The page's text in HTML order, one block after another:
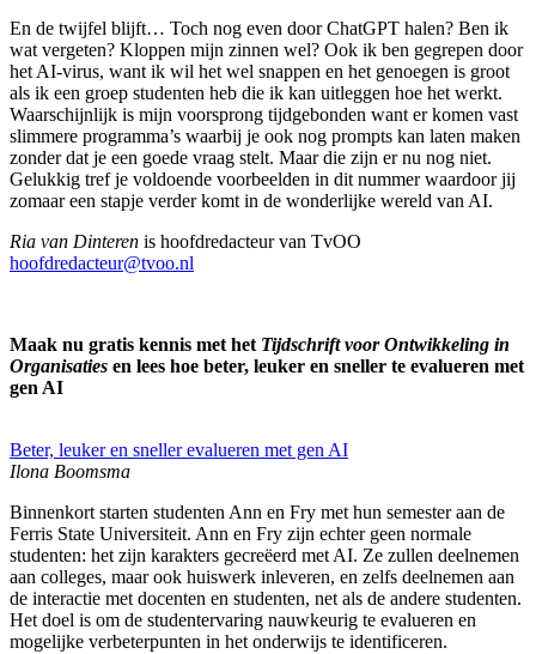
En de twijfel blijft… Toch nog even door ChatGPT halen? Ben ik
wat vergeten? Kloppen mijn zinnen wel? Ook ik ben gegrepen door
het AI-virus, want ik wil het wel snappen en het genoegen is groot
als ik een groep studenten heb die ik kan uitleggen hoe het werkt.
Waarschijnlijk is mijn voorsprong tijdgebonden want er komen vast
slimmere programma’s waarbij je ook nog prompts kan laten maken
zonder dat je een goede vraag stelt. Maar die zijn er nu nog niet.
Gelukkig tref je voldoende voorbeelden in dit nummer waardoor jij
zomaar een stapje verder komt in de wonderlijke wereld van AI.
Ria van Dinteren is hoofdredacteur van TvOO
hoofdredacteur@tvoo.nl
Maak nu gratis kennis met het Tijdschrift voor Ontwikkeling in
Organisaties en lees hoe beter, leuker en sneller te evalueren met
gen AI
Beter, leuker en sneller evalueren met gen AI
Ilona Boomsma
Binnenkort starten studenten Ann en Fry met hun semester aan de
Ferris State Universiteit. Ann en Fry zijn echter geen normale
studenten: het zijn karakters gecreëerd met AI. Ze zullen deelnemen
aan colleges, maar ook huiswerk inleveren, en zelfs deelnemen aan
de interactie met docenten en studenten, net als de andere studenten.
Het doel is om de studentervaring nauwkeurig te evalueren en
mogelijke verbeterpunten in het onderwijs te identificeren.